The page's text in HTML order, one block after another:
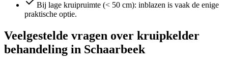
Bij lage kruipruimte (< 50 cm): inblazen is vaak de enige
praktische optie.
Veelgestelde vragen over kruipkelder
behandeling in Schaarbeek